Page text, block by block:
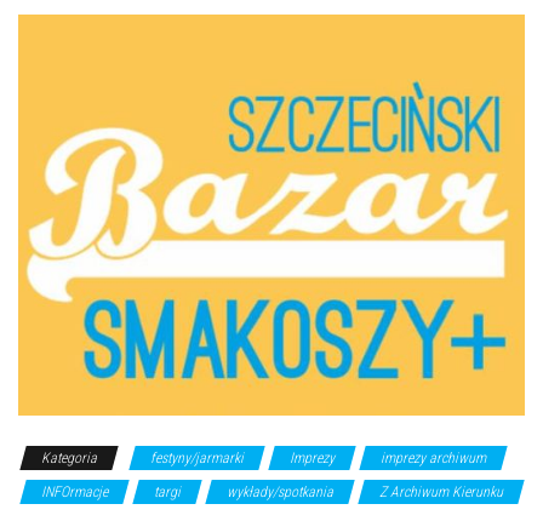
Kategoria festyny/jarmarki Imprezy
imprezy archiwum
INFOrmacje
targi wykłady/spotkania Z Archiwum Kierunku